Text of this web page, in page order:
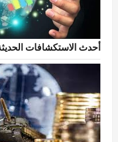
أحدث الاستكشافات الحديثة